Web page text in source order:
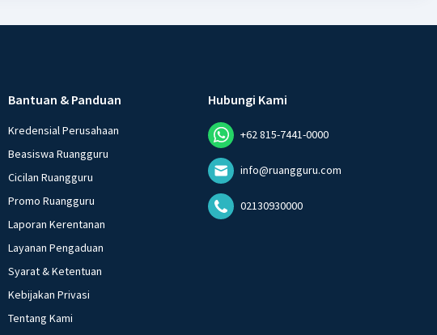
Bantuan & Panduan
Kredensial Perusahaan
Beasiswa Ruangguru
Cicilan Ruangguru
Promo Ruangguru
Laporan Kerentanan
Layanan Pengaduan
Syarat & Ketentuan
Kebijakan Privasi
Tentang Kami
Hubungi Kami
+62 815-7441-0000
info@ruangguru.com
02130930000